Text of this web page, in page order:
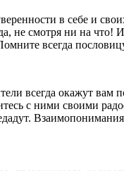
в себе и
не смотря ни на что!
всегда
всегда окажут
с ними своими